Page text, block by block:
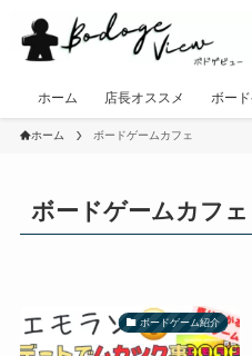
ホーム 店長オススメ ボー
ホーム ボードゲームカフェ
ボードゲームカフェ
ボードゲーム紹介